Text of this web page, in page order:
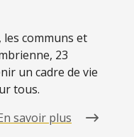
les communs et
23
un cadre de vie
tous.
savoir plus